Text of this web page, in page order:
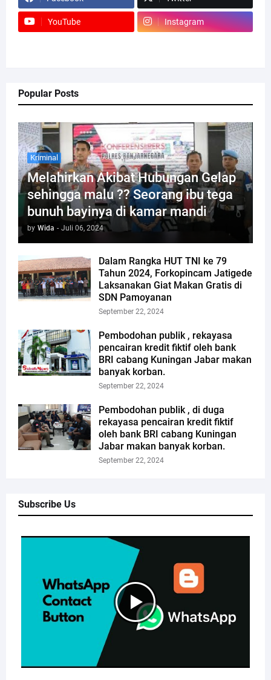
YouTube Instagram
Popular Posts
Kriminal
Melahirkan Akibat Hubungan Gelap
sehingga malu ?? Seorang ibu tega
bunuh bayinya di kamar mandi
by Wida - Juli 06, 2024
Dalam Rangka HUT TNI ke 79
Tahun 2024, Forkopincam Jatigede
Laksanakan Giat Makan Gratis di
SDN Pamoyanan
September 22, 2024
Pembodohan publik , rekayasa
pencairan kredit fiktif oleh bank
BRI cabang Kuningan Jabar makan
banyak korban.
September 22, 2024
Pembodohan publik , di duga
rekayasa pencairan kredit fiktif
oleh bank BRI cabang Kuningan
Jabar makan banyak korban.
September 22, 2024
Subscribe Us